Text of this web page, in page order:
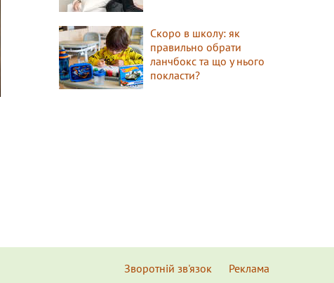
Скоро в школу: як
правильно обрати
ланчбокс та що у нього
покласти?
Зворотній зв'язок Реклама